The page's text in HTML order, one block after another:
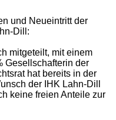
und Neueintritt der
Dill:
mitgeteilt, mit einem
Gesellschafterin der
hat bereits in der
der IHK Lahn-Dill
keine freien Anteile zur